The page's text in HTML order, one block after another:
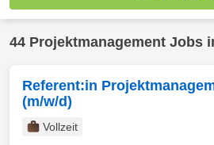
44 Projektmanagement Jobs
Referent:in
(m/w/d)
Vollzeit